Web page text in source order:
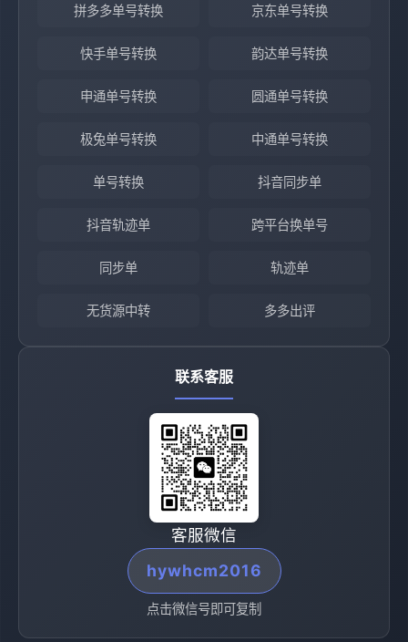
拼多多单号转换 京东单号转换
快手单号转换 韵达单号转换
申通单号转换 圆通单号转换
极兔单号转换 中通单号转换
单号转换 抖音同步单
抖音轨迹单 跨平台换单号
同步单 轨迹单
无货源中转 多多出评
联系客服
客服微信
hywhcm2016
点击微信号即可复制